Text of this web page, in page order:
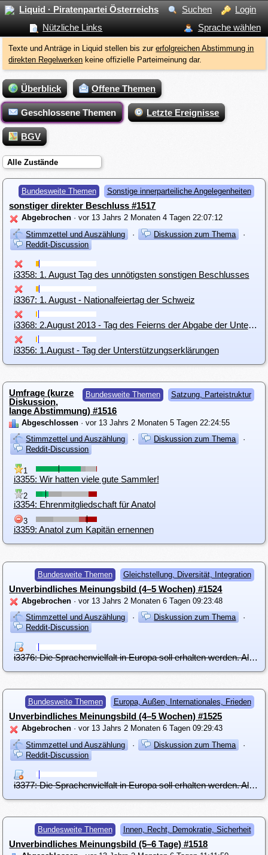
Liquid · Piratenpartei Österreichs Suchen
Login
Nützliche Links
Sprache wählen
Texte und Anträge in Liquid stellen bis zurerfolgreichen Abstimmung in
direkten Regelwerken keine offizielle Parteimeinung dar.
Überblick Offene Themen
Geschlossene Themen Letzte Ereignisse
BGV
Alle Zustände
Bundesweite Themen Sonstige innerparteiliche Angelegenheiten
sonstiger direkter Beschluss #1517
Abgebrochen · vor 13 Jahrs 2 Monaten 4 Tagen 22:07:12
Stimmzettel und Auszählung
· Diskussion zum Thema
·
Reddit-Discussion
i3358: 1. August Tag des unnötigsten sonstigen Beschlusses
i3367: 1. August - Nationalfeiertag der Schweiz
i3368: 2.August 2013 - Tag des Feierns der Abgabe der Unterstützungserklärungen zum bundesweiten Antritt
i3356: 1.August - Tag der Unterstützungserklärungen
Bundesweite Themen Satzung, Parteistruktur
Umfrage (kurze
Diskussion,
lange Abstimmung) #1516
Abgeschlossen · vor 13 Jahrs 2 Monaten 5 Tagen 22:24:55
Stimmzettel und Auszählung
· Diskussion zum Thema
·
Reddit-Discussion
1
i3355: Wir hatten viele gute Sammler!
2
i3354: Ehrenmitgliedschaft für Anatol
3
i3359: Anatol zum Kapitän ernennen
Bundesweite Themen Gleichstellung, Diversität, Integration
Unverbindliches Meinungsbild (4–5 Wochen) #1524
Abgebrochen · vor 13 Jahrs 2 Monaten 6 Tagen 09:23:48
Stimmzettel und Auszählung
· Diskussion zum Thema
·
Reddit-Discussion
i3376: Die Sprachenvielfalt in Europa soll erhalten werden. Als leicht erlernbare Brückensprache soll verstärkt Esperanto verwendet werden.
Bundesweite Themen Europa, Außen, Internationales, Frieden
Unverbindliches Meinungsbild (4–5 Wochen) #1525
Abgebrochen · vor 13 Jahrs 2 Monaten 6 Tagen 09:29:43
Stimmzettel und Auszählung
· Diskussion zum Thema
·
Reddit-Discussion
i3377: Die Sprachenvielfalt in Europa soll erhalten werden. Als leicht erlernbare Brückensprache soll verstärkt Esperanto verwendet werden.
Bundesweite Themen Innen, Recht, Demokratie, Sicherheit
Unverbindliches Meinungsbild (5–6 Tage) #1518